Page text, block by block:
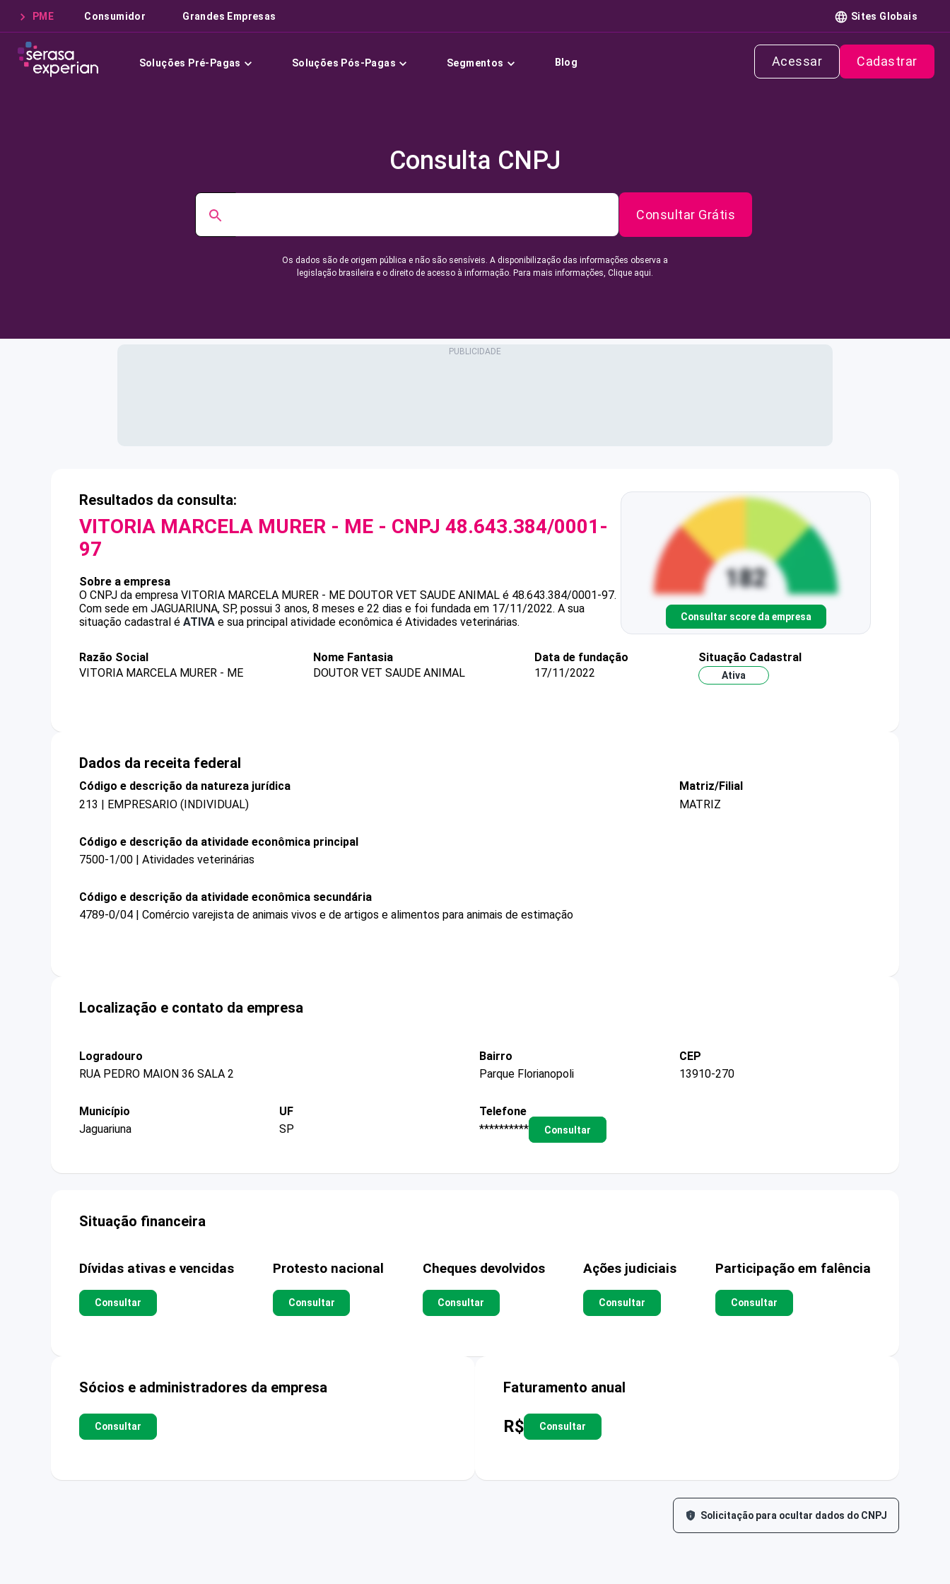
PME Consumidor Grandes Empresas Sites Globais
Soluções Pré-Pagas Soluções Pós-Pagas Segmentos Blog Acessar Cadastrar
Consulta CNPJ
Consultar Grátis
Os dados são de origem pública e não são sensíveis. A disponibilização das informações observa a
legislação brasileira e o direito de acesso à informação. Para mais informações, Clique aqui.
Resultados da consulta:
VITORIA MARCELA MURER - ME - CNPJ 48.643.384/0001-
97
Sobre a empresa
O CNPJ da empresa VITORIA MARCELA MURER - ME DOUTOR VET SAUDE ANIMAL é 48.643.384/0001-97.
Com sede em JAGUARIUNA, SP, possui 3 anos, 8 meses e 22 dias e foi fundada em 17/11/2022. A sua
situação cadastral é ATIVA e sua principal atividade econômica é Atividades veterinárias. Consultar score da empresa
Razão Social
VITORIA MARCELA MURER - ME
Nome Fantasia
DOUTOR VET SAUDE ANIMAL
Data de fundação
17/11/2022
Situação Cadastral
Ativa
Dados da receita federal
Código e descrição da natureza jurídica
213 | EMPRESARIO (INDIVIDUAL)
Matriz/Filial
MATRIZ
Código e descrição da atividade econômica principal
7500-1/00 | Atividades veterinárias
Código e descrição da atividade econômica secundária
4789-0/04 | Comércio varejista de animais vivos e de artigos e alimentos para animais de estimação
Localização e contato da empresa
Logradouro
RUA PEDRO MAION 36 SALA 2
Bairro
Parque Florianopoli
CEP
13910-270
Município
Jaguariuna
UF
SP
Telefone
**********
Consultar
Situação financeira
Dívidas ativas e vencidas
Consultar
Protesto nacional
Consultar
Cheques devolvidos
Consultar
Ações judiciais
Consultar
Participação em falência
Consultar
Sócios e administradores da empresa
Consultar
Faturamento anual
R$ Consultar
Solicitação para ocultar dados do CNPJ